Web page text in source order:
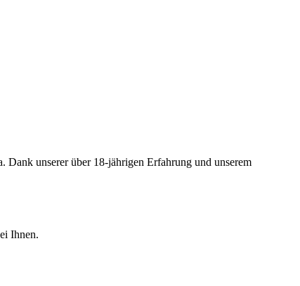
unserer über 18-jährigen Erfahrung und unserem
Ihnen.